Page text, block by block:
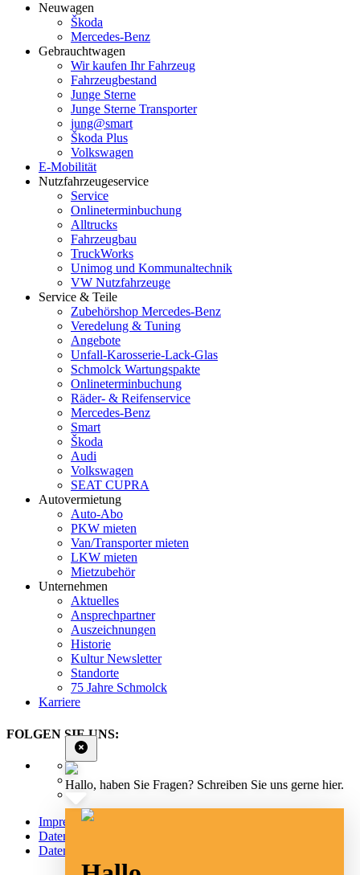
Neuwagen
Škoda
Mercedes-Benz
Gebrauchtwagen
Wir kaufen Ihr Fahrzeug
Fahrzeugbestand
Junge Sterne
Junge Sterne Transporter
jung@smart
Škoda Plus
Volkswagen
E-Mobilität
Nutzfahrzeugeservice
Service
Onlineterminbuchung
Alltrucks
Fahrzeugbau
TruckWorks
Unimog und Kommunaltechnik
VW Nutzfahrzeuge
Service & Teile
Zubehörshop Mercedes-Benz
Veredelung & Tuning
Angebote
Unfall-Karosserie-Lack-Glas
Schmolck Wartungspakte
Onlineterminbuchung
Räder- & Reifenservice
Mercedes-Benz
Smart
Škoda
Audi
Volkswagen
SEAT CUPRA
Autovermietung
Auto-Abo
PKW mieten
Van/Transporter mieten
LKW mieten
Mietzubehör
Unternehmen
Aktuelles
Ansprechpartner
Auszeichnungen
Historie
Kultur Newsletter
Standorte
75 Jahre Schmolck
Karriere
FOLGEN SIE UNS:
Impressum
Datenschutz
Datenschutz Social Media
Hallo, haben Sie Fragen? Schreiben Sie uns gerne hier.